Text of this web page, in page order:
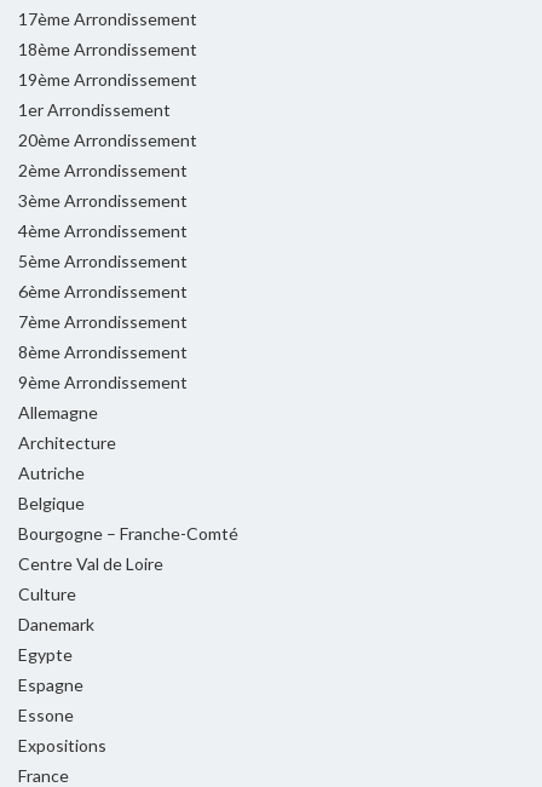
17ème Arrondissement
18ème Arrondissement
19ème Arrondissement
1er Arrondissement
20ème Arrondissement
2ème Arrondissement
3ème Arrondissement
4ème Arrondissement
5ème Arrondissement
6ème Arrondissement
7ème Arrondissement
8ème Arrondissement
9ème Arrondissement
Allemagne
Architecture
Autriche
Belgique
Bourgogne – Franche-Comté
Centre Val de Loire
Culture
Danemark
Egypte
Espagne
Essone
Expositions
France